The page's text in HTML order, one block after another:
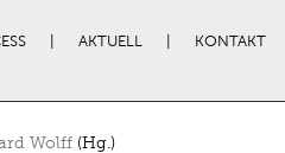
AKTUELL KONTAKT
Wolff(Hg.)